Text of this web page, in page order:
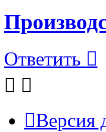
Ответить
Версия